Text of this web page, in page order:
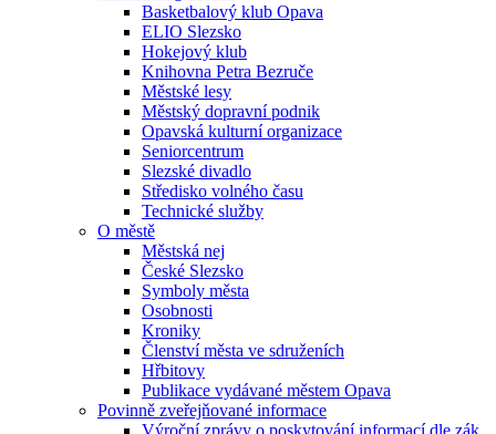
Basketbalový klub Opava
ELIO Slezsko
Hokejový klub
Knihovna Petra Bezruče
Městské lesy
Městský dopravní podnik
Opavská kulturní organizace
Seniorcentrum
Slezské divadlo
Středisko volného času
Technické služby
O městě
Městská nej
České Slezsko
Symboly města
Osobnosti
Kroniky
Členství města ve sdruženích
Hřbitovy
Publikace vydávané městem Opava
Povinně zveřejňované informace